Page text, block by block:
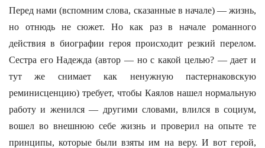
Перед нами (вспомним слова, сказанные в начале) — жизнь,
но отнюдь не сюжет. Но как раз в начале романного
действия в биографии героя происходит резкий перелом.
Сестра его Надежда (автор — но с какой целью? — дает и
тут же снимает как ненужную пастернаковскую
реминисценцию) требует, чтобы Каялов нашел нормальную
работу и женился — другими словами, влился в социум,
вошел во внешнюю себе жизнь и проверил на опыте те
принципы, которые были взяты им на веру. И вот герой,